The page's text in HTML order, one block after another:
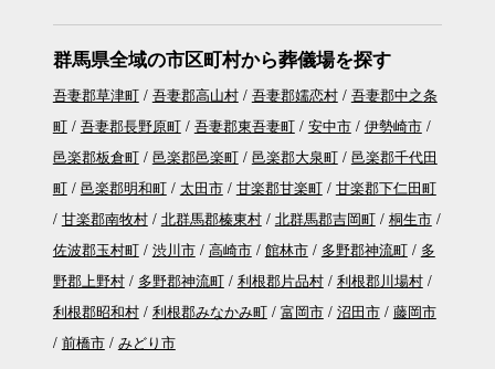
群馬県全域の市区町村から葬儀場を探す
吾妻郡草津町 吾妻郡高山村 吾妻郡嬬恋村
吾妻郡中之条
町
吾妻郡長野原町 吾妻郡東吾妻町 安中市
伊勢崎市
邑楽郡板倉町
邑楽郡邑楽町 邑楽郡大泉町
邑楽郡千代田
町
邑楽郡明和町 太田市 甘楽郡甘楽町
甘楽郡下仁田町
甘楽郡南牧村
北群馬郡榛東村 北群馬郡吉岡町
桐生市
佐波郡玉村町
渋川市 高崎市 館林市 多野郡神流町
多
野郡上野村
多野郡神流町 利根郡片品村
利根郡川場村
利根郡昭和村
利根郡みなかみ町 富岡市 沼田市
藤岡市
前橋市
みどり市